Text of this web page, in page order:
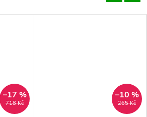
718 Kč
–17 %
265 Kč
–10 %